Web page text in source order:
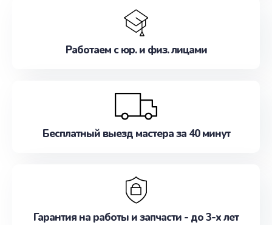
Работаем с юр. и физ. лицами
Бесплатный выезд мастера за 40 минут
Гарантия на работы и запчасти - до 3-х лет